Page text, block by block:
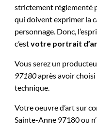
strictement réglementé
qui doivent exprimer la
personnage. Donc,
c’estvotre portrait
Vous serez un
97180après avoir
technique.
Votre oeuvre d’art sur
Sainte-Anne 97180 ou